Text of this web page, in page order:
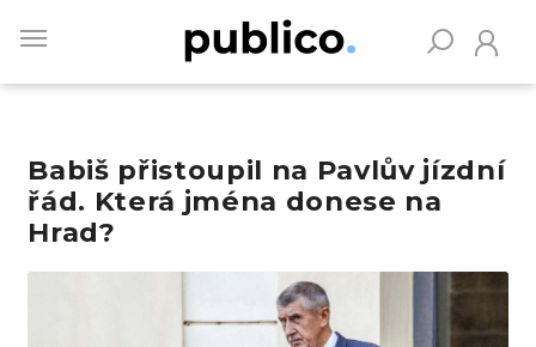
main
Babiš přistoupil na Pavlův jízdní
řád. Která jména donese na
Hrad?
Obrázek
Vyhledávejte na Publiku